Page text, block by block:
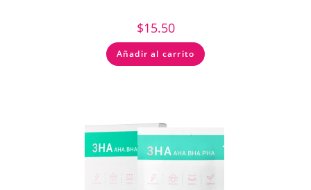
$15.50
Añadir al carrito